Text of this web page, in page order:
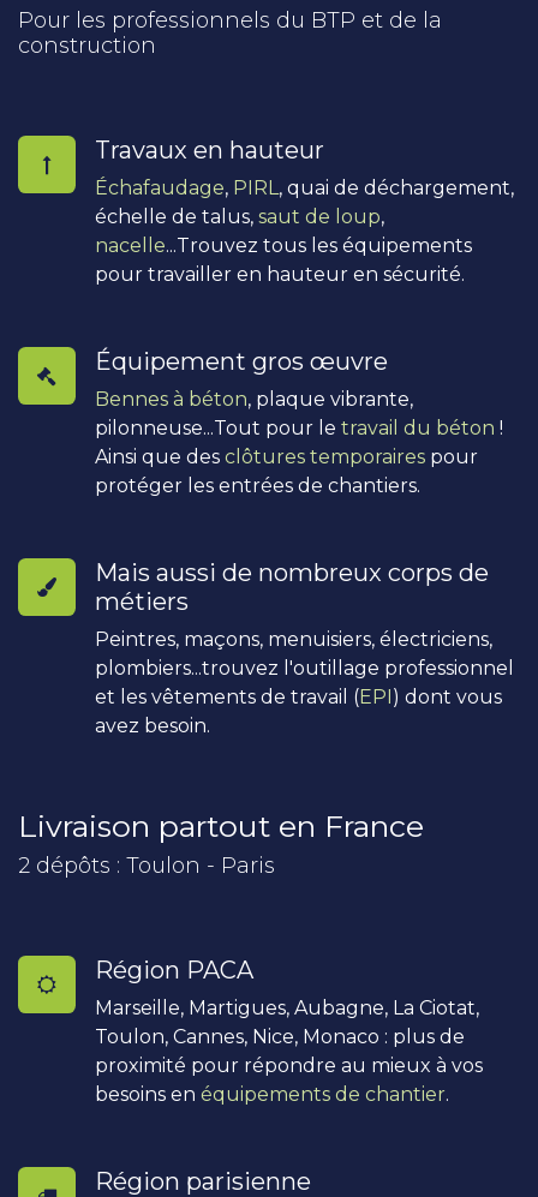
Pour les professionnels du BTP et de la
construction
Travaux en hauteur
Échafaudage, PIRL, quai de déchargement,
échelle de talus, saut de loup,
nacelle...Trouvez tous les équipements
pour travailler en hauteur en sécurité.
Équipement gros œuvre
Bennes à béton, plaque vibrante,
pilonneuse...Tout pour le travail du béton !
Ainsi que des clôtures temporaires pour
protéger les entrées de chantiers.
Mais aussi de nombreux corps de
métiers
Peintres, maçons, menuisiers, électriciens,
plombiers...trouvez l'outillage professionnel
et les vêtements de travail (EPI) dont vous
avez besoin.
Livraison partout en France
2 dépôts : Toulon - Paris
Région PACA
Marseille, Martigues, Aubagne, La Ciotat,
Toulon, Cannes, Nice, Monaco : plus de
proximité pour répondre au mieux à vos
besoins en équipements de chantier.
Région parisienne